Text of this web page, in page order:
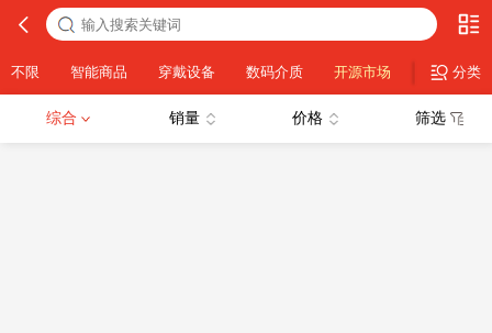
不限 智能商品 穿戴设备 数码介质 开源市场 数字资产
分类
综合 销量 价格 筛选